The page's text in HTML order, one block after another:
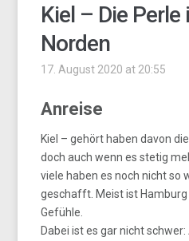
Kiel – Die
Norden
17. August 2020 at 20:55
Anreise
Kiel – gehört haben davon
doch auch wenn es stetig
viele haben es noch nicht so
geschafft. Meist ist
Gefühle.
Dabei ist es gar nicht